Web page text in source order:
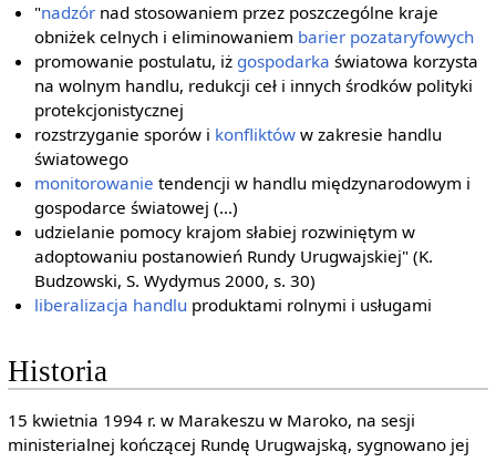
"nadzór nad stosowaniem przez poszczególne kraje
obniżek celnych i eliminowaniem barier pozataryfowych
promowanie postulatu, iż gospodarka światowa korzysta
na wolnym handlu, redukcji ceł i innych środków polityki
protekcjonistycznej
rozstrzyganie sporów i konfliktów w zakresie handlu
światowego
monitorowanie tendencji w handlu międzynarodowym i
gospodarce światowej (...)
udzielanie pomocy krajom słabiej rozwiniętym w
adoptowaniu postanowień Rundy Urugwajskiej" (K.
Budzowski, S. Wydymus 2000, s. 30)
liberalizacja handlu produktami rolnymi i usługami
Historia
15 kwietnia 1994 r. w Marakeszu w Maroko, na sesji
ministerialnej kończącej Rundę Urugwajską, sygnowano jej